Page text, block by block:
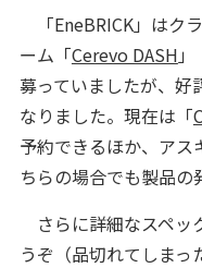
「EneBRICK」はク
ーム「Cerevo DASH
募っていましたが、好
なりました。現在は「
予約できるほか、アス
ちらの場合でも製品の
さらに詳細なスペッ
うぞ（品切れてしまっ